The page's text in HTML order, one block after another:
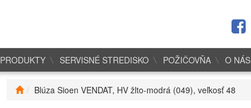
PRODUKTY SERVISNÉ STREDISKO POŽIČOVŇA O NÁS
Blúza Sioen VENDAT, HV žlto-modrá (049), veľkosť 48